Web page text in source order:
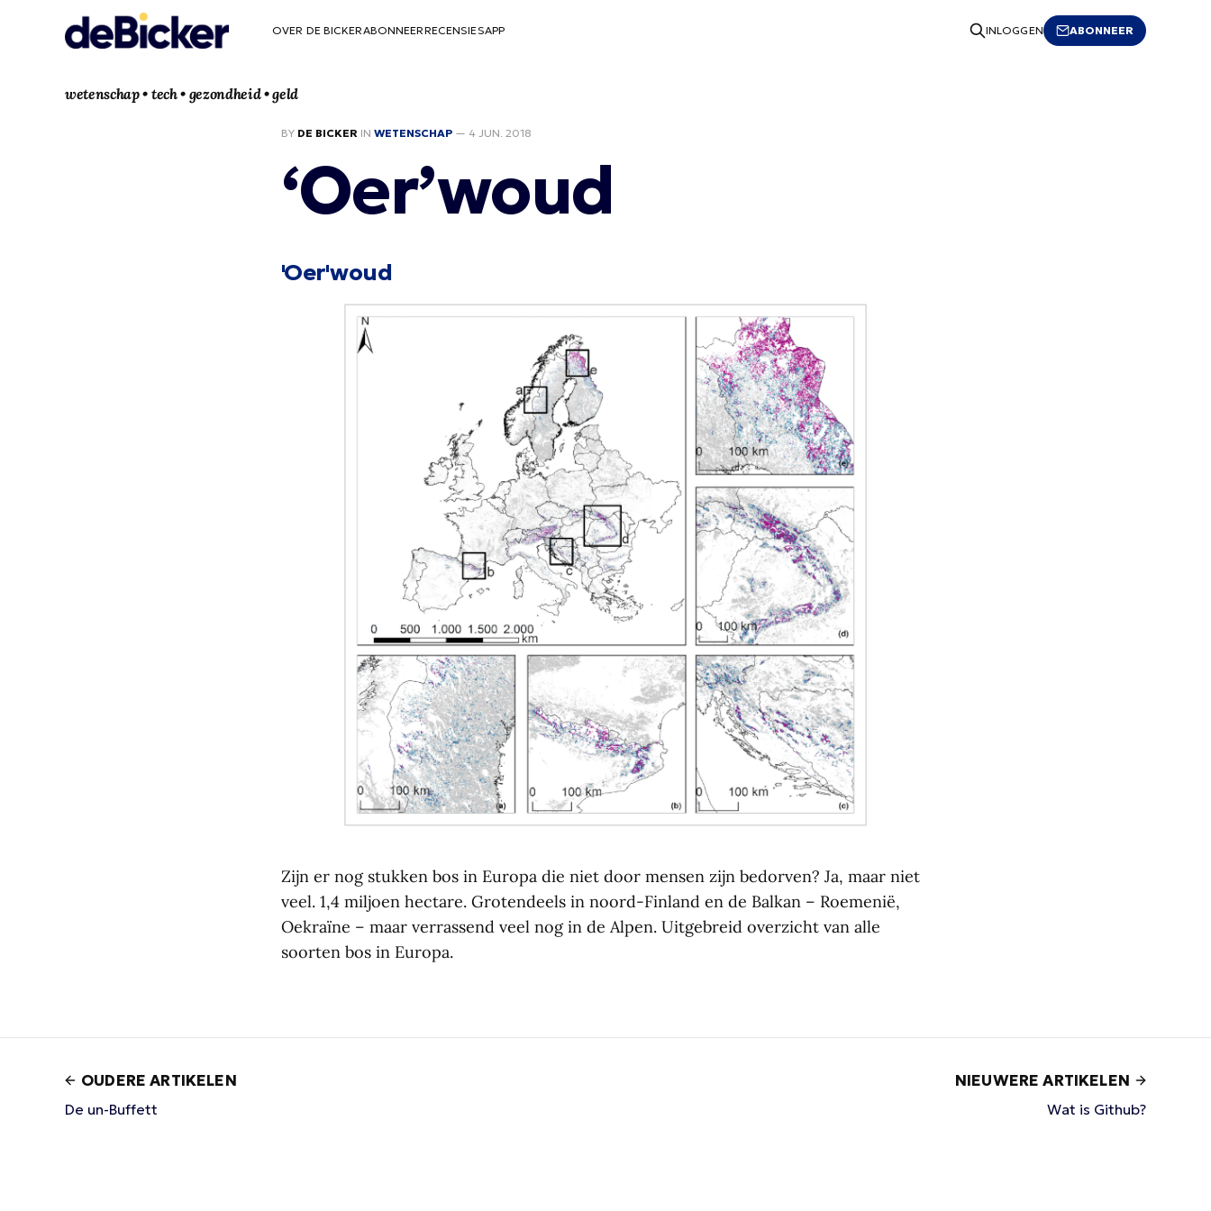
OVER DE BICKERABONNEERRECENSIESAPP INLOGGEN ABONNEER
wetenschap • tech • gezondheid • geld
BY DE BICKER IN WETENSCHAP — 4 JUN. 2018
‘Oer’woud
'Oer'woud
Zijn er nog stukken bos in Europa die niet door mensen zijn bedorven? Ja, maar niet
veel. 1,4 miljoen hectare. Grotendeels in noord-Finland en de Balkan – Roemenië,
Oekraïne – maar verrassend veel nog in de Alpen. Uitgebreid overzicht van alle
soorten bos in Europa.
OUDERE ARTIKELEN
De un-Buffett
NIEUWERE ARTIKELEN
Wat is Github?